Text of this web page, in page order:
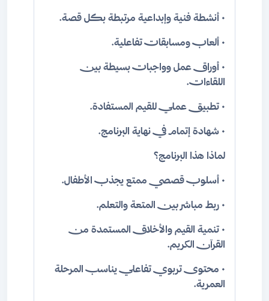
• أنشطة فنية وإبداعية مرتبطة بكل قصة.
• ألعاب ومسابقات تفاعلية.
• أوراق عمل وواجبات بسيطة بين
اللقاءات.
• تطبيق عملي للقيم المستفادة.
• شهادة إتمام في نهاية البرنامج.
لماذا هذا البرنامج؟
• أسلوب قصصي ممتع يجذب الأطفال.
• ربط مباشر بين المتعة والتعلم.
• تنمية القيم والأخلاق المستمدة من
القرآن الكريم.
• محتوى تربوي تفاعلي يناسب المرحلة
العمرية.